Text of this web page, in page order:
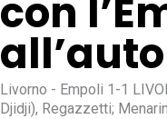
con
Livorno - Empoli 1-1 LIVORNO: Martinez (26'st Ciobanu), Gentile (9'st Falasco), Bachini, Pittino (9'st
Djidji), Regazzetti;